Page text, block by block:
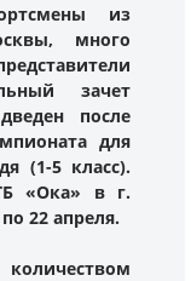
из
много
зачет
после
для
(1-5 класс).
«Ока» в г.
22 апреля.